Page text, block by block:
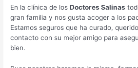
En la clínica de losDoctores Salinas
gran familia y nos gusta acoger a los
Estamos seguros que ha curado,
contacto con su mejor amigo para
bien.